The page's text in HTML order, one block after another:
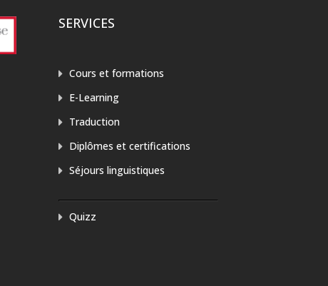
SERVICES
Cours et formations
E-Learning
Traduction
Diplômes et certifications
Séjours linguistiques
Quizz